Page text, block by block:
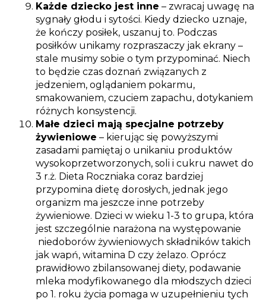
Każde dziecko jest inne – zwracaj uwagę na
sygnały głodu i sytości. Kiedy dziecko uznaje,
że kończy posiłek, uszanuj to. Podczas
posiłków unikamy rozpraszaczy jak ekrany –
stale musimy sobie o tym przypominać. Niech
to będzie czas doznań związanych z
jedzeniem, oglądaniem pokarmu,
smakowaniem, czuciem zapachu, dotykaniem
różnych konsystencji.
Małe dzieci mają specjalne potrzeby
żywieniowe – kierując się powyższymi
zasadami pamiętaj o unikaniu produktów
wysokoprzetworzonych, soli i cukru nawet do
3 r.ż. Dieta Roczniaka coraz bardziej
przypomina dietę dorosłych, jednak jego
organizm ma jeszcze inne potrzeby
żywieniowe. Dzieci w wieku 1-3 to grupa, która
jest szczególnie narażona na występowanie
niedoborów żywieniowych składników takich
jak wapń, witamina D czy żelazo. Oprócz
prawidłowo zbilansowanej diety, podawanie
mleka modyfikowanego dla młodszych dzieci
po 1. roku życia pomaga w uzupełnieniu tych